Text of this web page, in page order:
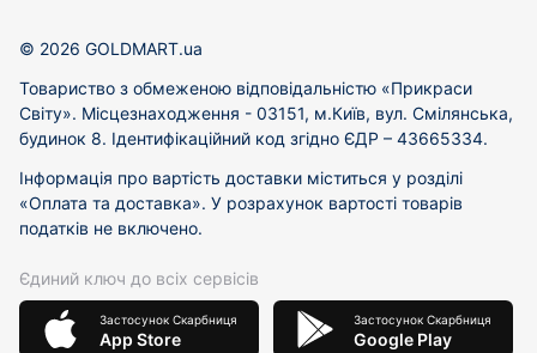
© 2026 GOLDMART.ua
Товариство з обмеженою відповідальністю «Прикраси
Світу». Місцезнаходження - 03151, м.Київ, вул. Смілянська,
будинок 8. Ідентифікаційний код згідно ЄДР – 43665334.
Інформація про вартість доставки міститься у розділі
«Оплата та доставка». У розрахунок вартості товарів
податків не включено.
Єдиний ключ до всіх сервісів
Застосунок Скарбниця
App Store
Застосунок Скарбниця
Google Play